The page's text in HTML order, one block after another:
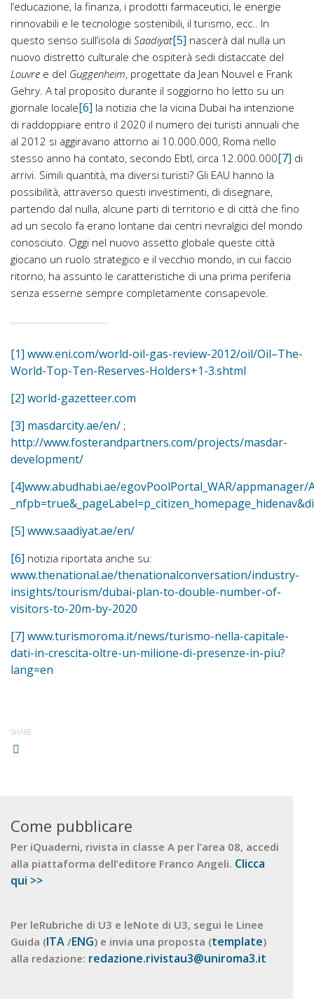
l’educazione, la finanza, i prodotti farmaceutici, le energie
rinnovabili e le tecnologie sostenibili, il turismo, ecc.. In
questo senso sull’isola di Saadiyat[5] nascerà dal nulla un
nuovo distretto culturale che ospiterà sedi distaccate del
Louvre e del Guggenheim, progettate da Jean Nouvel e Frank
Gehry. A tal proposito durante il soggiorno ho letto su un
giornale locale[6] la notizia che la vicina Dubai ha intenzione
di raddoppiare entro il 2020 il numero dei turisti annuali che
al 2012 si aggiravano attorno ai 10.000.000, Roma nello
stesso anno ha contato, secondo Ebtl, circa 12.000.000[7] di
arrivi. Simili quantità, ma diversi turisti? Gli EAU hanno la
possibilità, attraverso questi investimenti, di disegnare,
partendo dal nulla, alcune parti di territorio e di città che fino
ad un secolo fa erano lontane dai centri nevralgici del mondo
conosciuto. Oggi nel nuovo assetto globale queste città
giocano un ruolo strategico e il vecchio mondo, in cui faccio
ritorno, ha assunto le caratteristiche di una prima periferia
senza esserne sempre completamente consapevole.
[1] www.eni.com/world-oil-gas-review-2012/oil/Oil–The-
World-Top-Ten-Reserves-Holders+1-3.shtml
[2] world-gazetteer.com
[3] masdarcity.ae/en/ ;
http://www.fosterandpartners.com/projects/masdar-
development/
[4]www.abudhabi.ae/egovPoolPortal_WAR/appmanager/
[5] www.saadiyat.ae/en/
[6] notizia riportata anche su:
www.thenational.ae/thenationalconversation/industry-
insights/tourism/dubai-plan-to-double-number-of-
visitors-to-20m-by-2020
[7] www.turismoroma.it/news/turismo-nella-capitale-
dati-in-crescita-oltre-un-milione-di-presenze-in-piu?
lang=en
SHARE
Come pubblicare
Per iQuaderni, rivista in classe A per l’area 08, accedi
alla piattaforma dell’editore Franco Angeli. Clicca
qui >>
Per leRubriche di U3 e leNote di U3, segui le Linee
Guida (ITA /ENG) e invia una proposta (template)
alla redazione: redazione.rivistau3@uniroma3.it